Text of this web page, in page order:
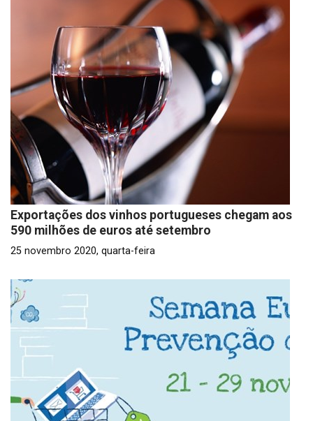
Exportações dos vinhos portugueses chegam aos
590 milhões de euros até setembro
25 novembro 2020, quarta-feira